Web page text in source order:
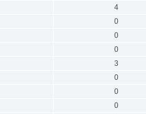
4
0
0
0
3
0
0
0